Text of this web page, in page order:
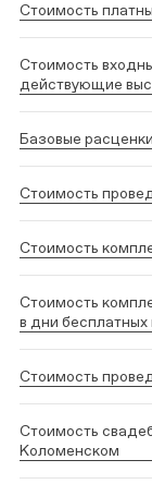
Стоимость
Стоимость
действующие
Базовые
Стоимость
Стоимость
Стоимость
в дни
Стоимость
Стоимость
Коломенском